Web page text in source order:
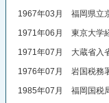
1967年03月 福岡県立
1971年06月 東京大学
1971年07月 大蔵省入
1976年07月 岩国税務
1985年07月 福岡国税